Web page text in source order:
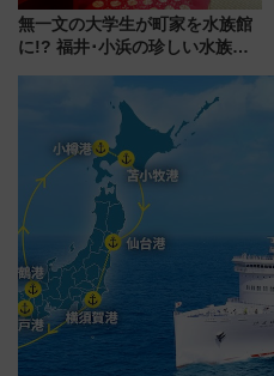
無一文の大学生が町家を水族館
に!? 福井･小浜の珍しい水族
作体験、鯖街道の御食国など 小
浜観光レポ 第2弾